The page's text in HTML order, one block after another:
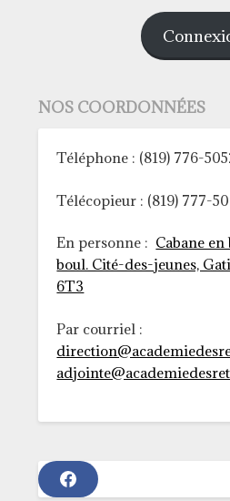
NOS COORDONNÉES
Téléphone : (819) 776-
Télécopieur : (819) 777-
En personne : Cabane
boul. Cité-des-jeunes,
6T3
Par courriel :
F